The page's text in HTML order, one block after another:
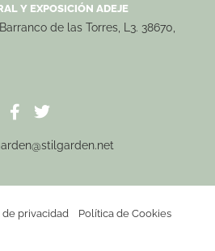
Y EXPOSICIÓN ADEJE
de las Torres, L3. 38670,
de privacidad Política de Cookies